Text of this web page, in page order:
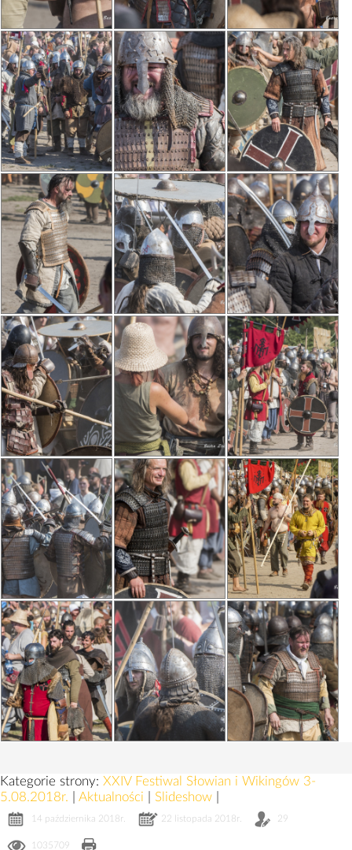
Kategorie strony: XXIV Festiwal Słowian i Wikingów 3-
5.08.2018r.
Aktualności Slideshow
14 października 2018r. 22 listopada 2018r. 29
1035709